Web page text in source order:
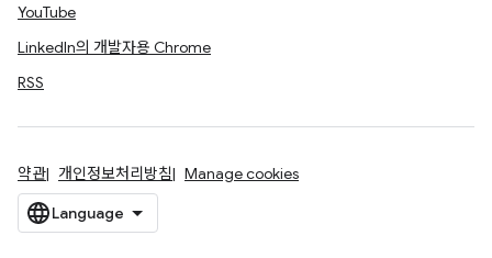
YouTube
LinkedIn의 개발자용 Chrome
RSS
약관 개인정보처리방침 Manage cookies